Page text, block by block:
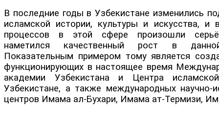
В последние годы в Узбекистане изменились
исламской истории, культуры и искусства, и
процессов в этой сфере произошли
наметился качественный рост в
Показательным примером тому является
функционирующих в настоящее время
академии Узбекистана и Центра
Узбекистане, а также международных научно-
центров Имама ал-Бухари, Имама ат-Термизи,